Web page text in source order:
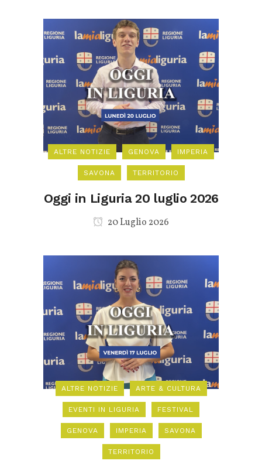
ALTRE NOTIZIE GENOVA IMPERIA
SAVONA TERRITORIO
Oggi in Liguria 20 luglio 2026
20 Luglio 2026
ALTRE NOTIZIE ARTE & CULTURA
EVENTI IN LIGURIA FESTIVAL
GENOVA IMPERIA SAVONA
TERRITORIO